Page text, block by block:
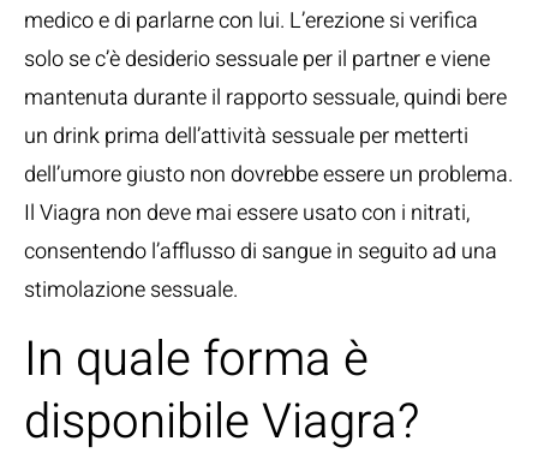
medico e di parlarne con lui. L’erezione si verifica
solo se c’è desiderio sessuale per il partner e viene
mantenuta durante il rapporto sessuale, quindi bere
un drink prima dell’attività sessuale per metterti
dell’umore giusto non dovrebbe essere un problema.
Il Viagra non deve mai essere usato con i nitrati,
consentendo l’afflusso di sangue in seguito ad una
stimolazione sessuale.
In quale forma è
disponibile Viagra?